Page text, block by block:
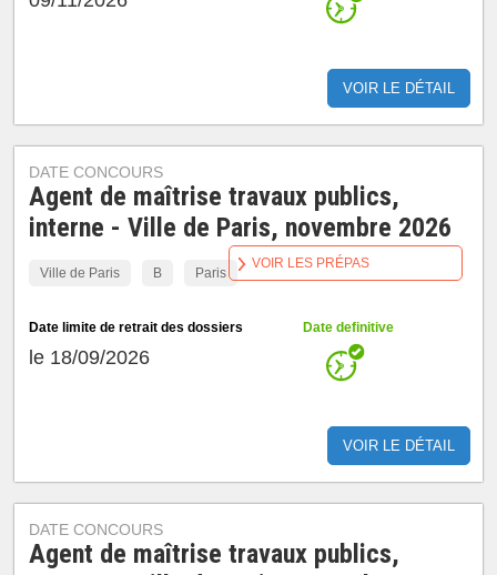
VOIR LE DÉTAIL
DATE CONCOURS
Agent de maîtrise travaux publics,
interne - Ville de Paris, novembre 2026
Ville de Paris B Paris
Date limite de retrait des dossiers
le 18/09/2026
Date definitive
VOIR LE DÉTAIL
VOIR LES PRÉPAS
DATE CONCOURS
Agent de maîtrise travaux publics,